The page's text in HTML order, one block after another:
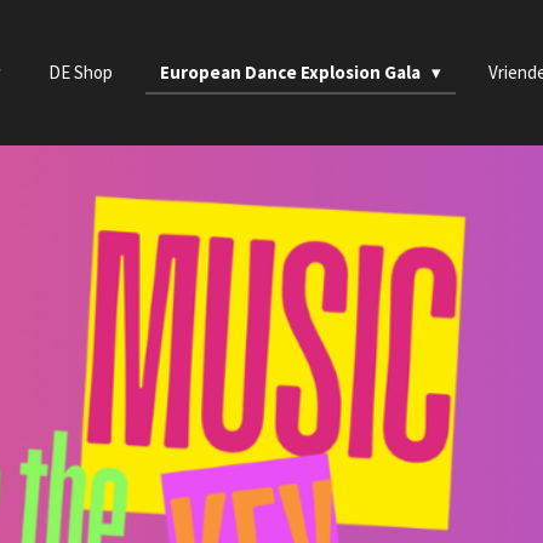
DE Shop European Dance Explosion Gala